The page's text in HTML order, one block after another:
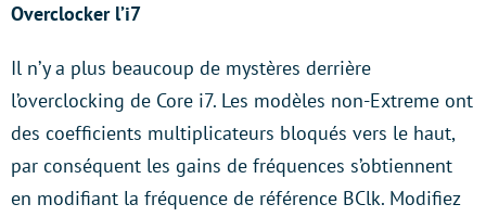
Overclocker l’i7
Il n’y a plus beaucoup de mystères derrière
l’overclocking de Core i7. Les modèles non-Extreme ont
des coefficients multiplicateurs bloqués vers le haut,
par conséquent les gains de fréquences s’obtiennent
en modifiant la fréquence de référence BClk. Modifiez